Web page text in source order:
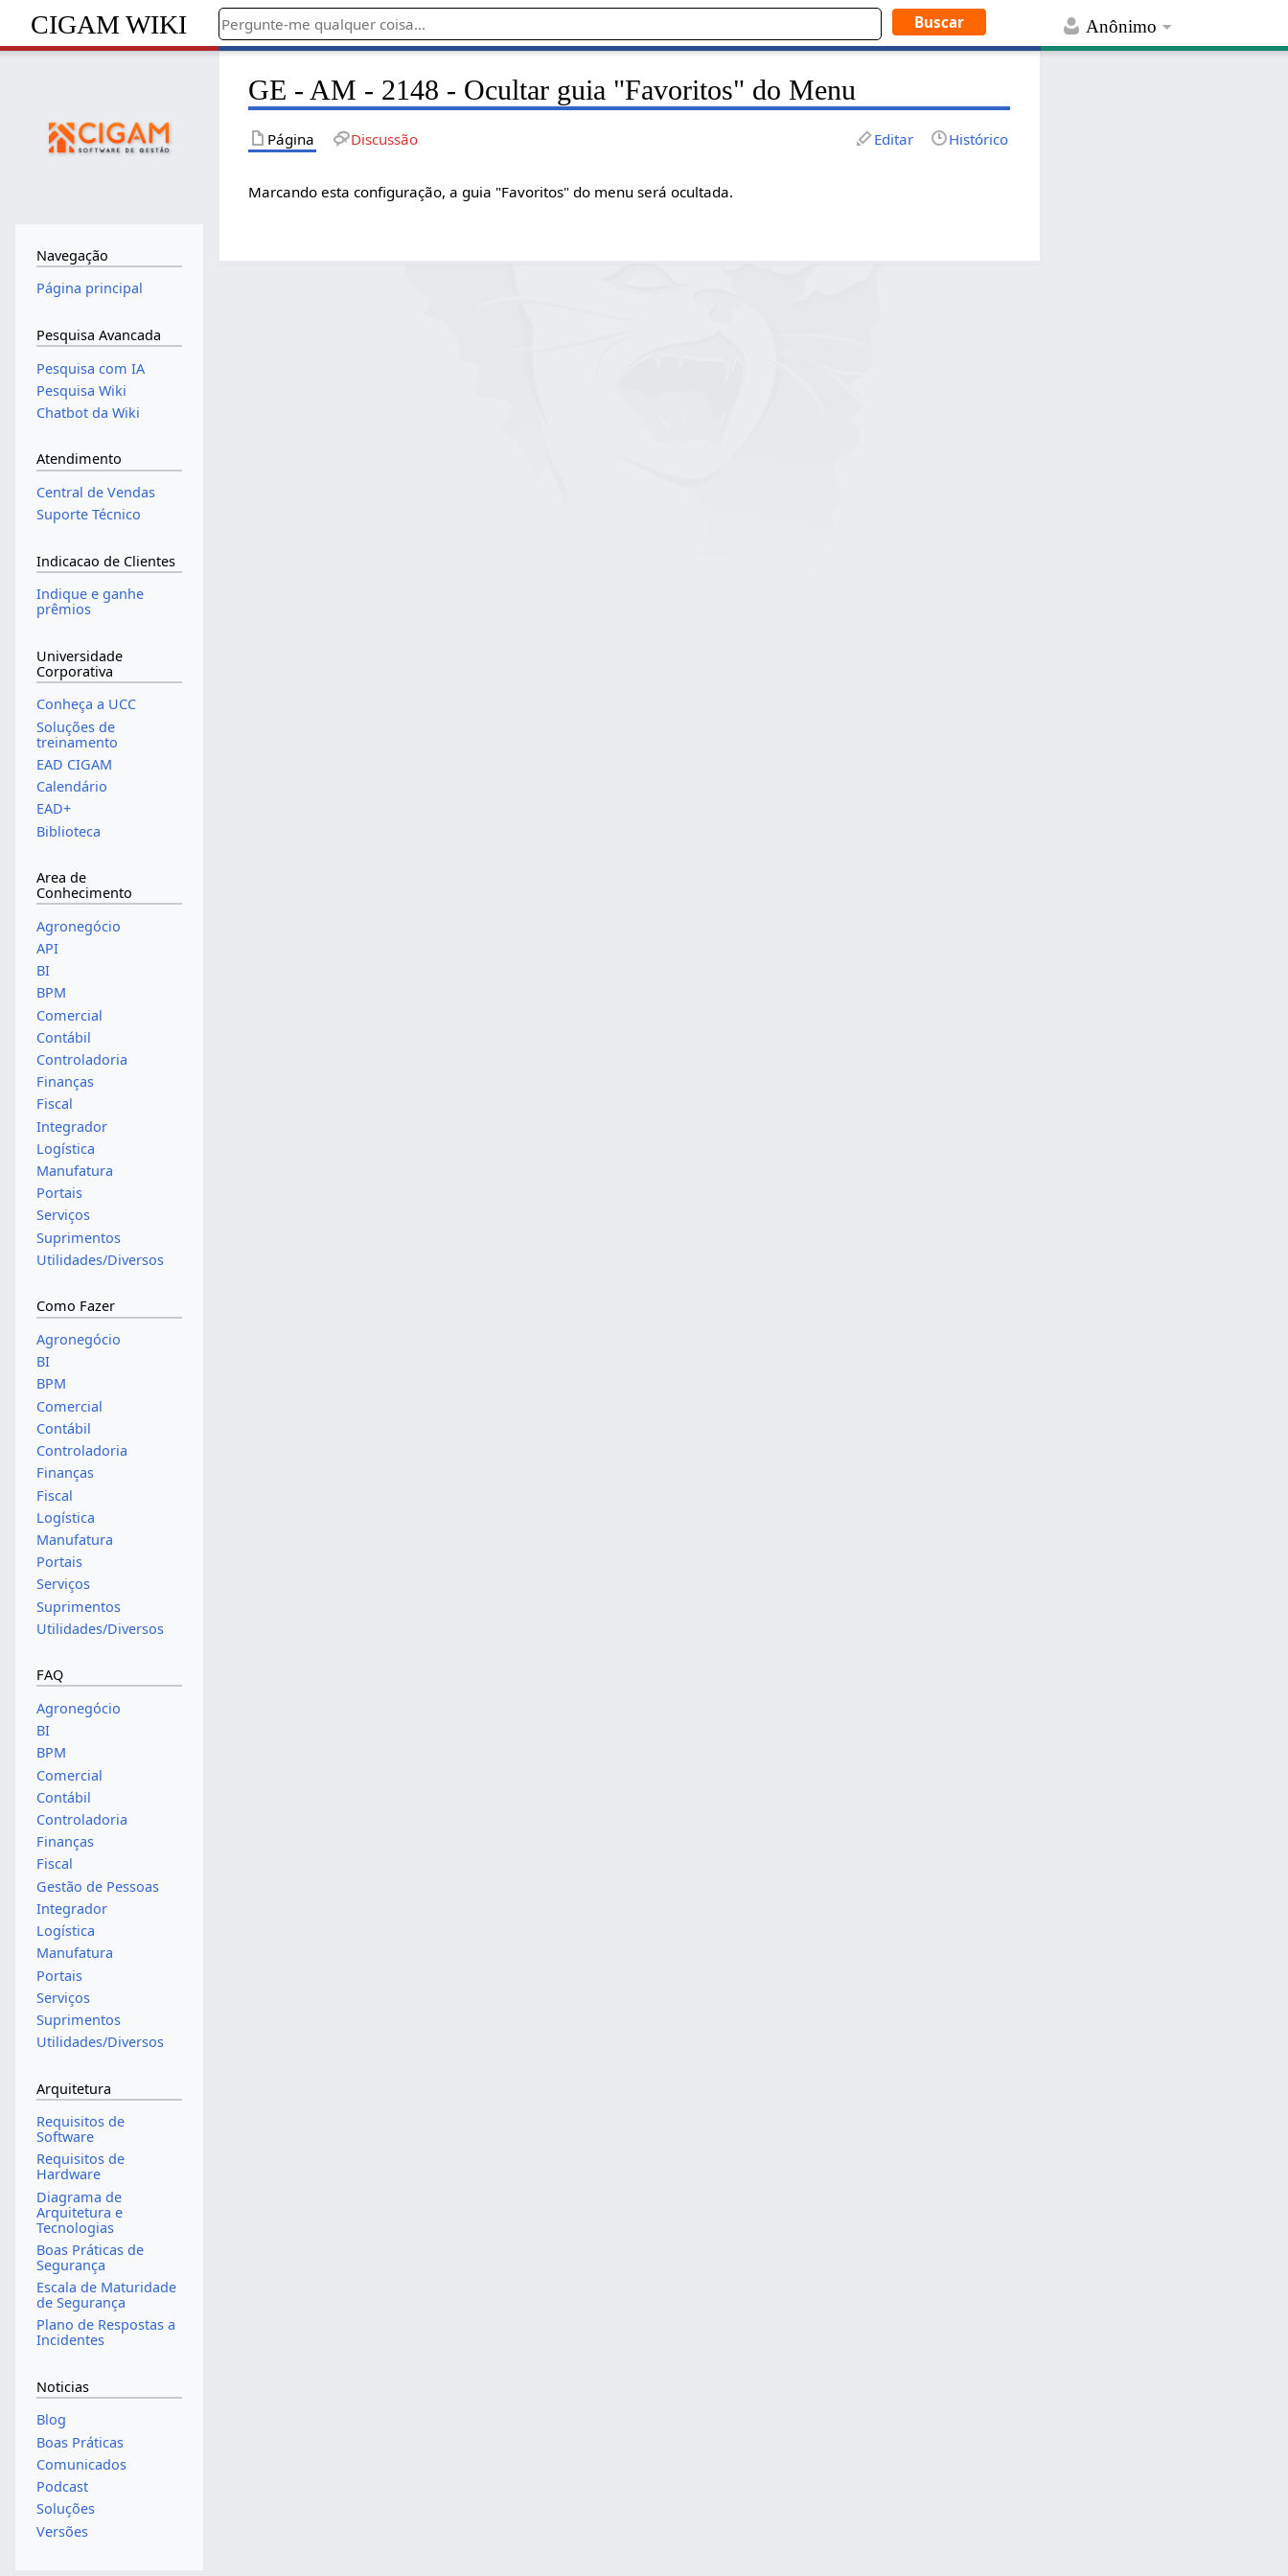
Anônimo
CIGAM WIKI
GE - AM - 2148 - Ocultar guia "Favoritos" do Menu
Página Discussão Editar Histórico
Marcando esta configuração, a guia "Favoritos" do menu será ocultada.
Navegação
Página principal
Pesquisa Avancada
Pesquisa com IA
Pesquisa Wiki
Chatbot da Wiki
Atendimento
Central de Vendas
Suporte Técnico
Indicacao de Clientes
Indique e ganhe
prêmios
Universidade
Corporativa
Conheça a UCC
Soluções de
treinamento
EAD CIGAM
Calendário
EAD+
Biblioteca
Area de
Conhecimento
Agronegócio
API
BI
BPM
Comercial
Contábil
Controladoria
Finanças
Fiscal
Integrador
Logística
Manufatura
Portais
Serviços
Suprimentos
Utilidades/Diversos
Como Fazer
Agronegócio
BI
BPM
Comercial
Contábil
Controladoria
Finanças
Fiscal
Logística
Manufatura
Portais
Serviços
Suprimentos
Utilidades/Diversos
FAQ
Agronegócio
BI
BPM
Comercial
Contábil
Controladoria
Finanças
Fiscal
Gestão de Pessoas
Integrador
Logística
Manufatura
Portais
Serviços
Suprimentos
Utilidades/Diversos
Arquitetura
Requisitos de
Software
Requisitos de
Hardware
Diagrama de
Arquitetura e
Tecnologias
Boas Práticas de
Segurança
Escala de Maturidade
de Segurança
Plano de Respostas a
Incidentes
Noticias
Blog
Boas Práticas
Comunicados
Podcast
Soluções
Versões